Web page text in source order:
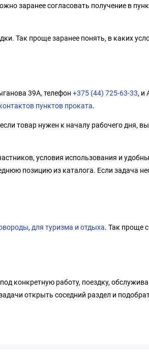
заранее согласовать получение в
Так проще заранее понять, в каких
39А, телефон +375 (44) 725-63-33, и
пунктов проката.
товар нужен к началу рабочего дня,
условия использования и
позицию из каталога. Если задача
, для туризма и отдыха. Так проще
конкретную работу, поездку,
открыть соседний раздел и